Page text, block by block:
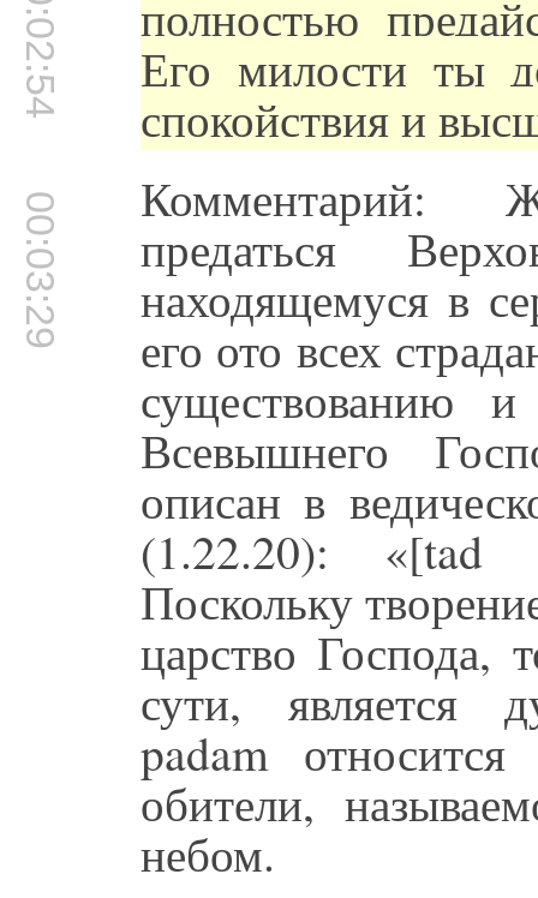
00:02:54 полностью
Его милости ты
спокойствия и
00:03:29 Комментарий:
предаться
находящемуся в
его ото всех
существованию
Всевышнего
описан в
(1.22.20): «[tad
Поскольку
царство Господа,
сути, является
padam
обители,
небом.